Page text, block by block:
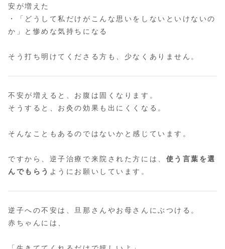
安が増えた
・「どうして私だけがこんな思いをしないといけないの
か」と惨めな気持ちになる
そう打ち明けてくださる方も、少なくありません。
不安が増えると、お腹は固くなります。
そうすると、お灸の効果も出にくくなる。
そんなこともあるのではないかと感じています。
ですから、逆子治療で来院された方には、 使う言葉を選
んでもらう ようにお願いしています。
逆子への不安は、旦那さんやお母さんにぶつける。
赤ちゃんには、